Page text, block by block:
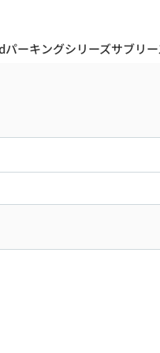
パーキングシリーズサブリ